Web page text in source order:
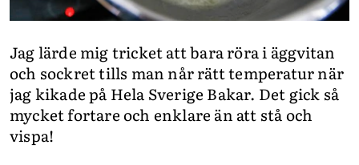
Jag lärde mig tricket att bara röra i äggvitan
och sockret tills man når rätt temperatur när
jag kikade på Hela Sverige Bakar. Det gick så
mycket fortare och enklare än att stå och
vispa!